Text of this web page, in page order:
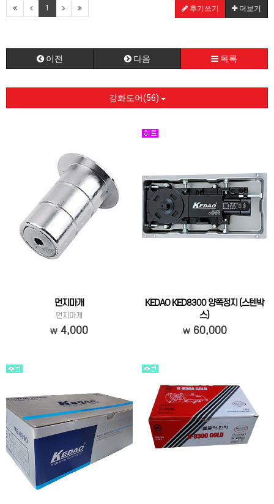
1 후기쓰기 더보기
이전 다음 목록
강화도어(56)
먼지마개
먼지마개
4,000
KEDAO KED8300 양쪽정지 (스텐박
스)
스텐레스케이스로 부식이 없고, 2밸브로
60,000